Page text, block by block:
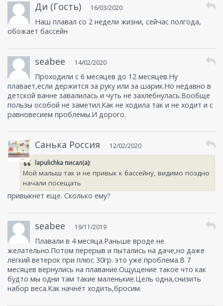
Ди (Гость) 16/03/2020
Наш плавал со 2 недели жизни, сейчас полгода,
обожает бассейн
seabee 14/02/2020
Проходили с 6 месяцев до 12 месяцев.Ну
плавает,если держится за руку или за шарик.Но недавно в
детской ванне завалилась и чуть не захлебнулась.Вообще
пользы особой не заметил.Как не ходила так и не ходит и с
равновесием проблемы.И дорого.
Санька Россия
12/02/2020
lapulichka писал(а):
Мой малыш так и не привык к бассейну, видимо поздно
начали посещать
привыкнет еще. Сколько ему?
seabee 19/11/2019
Плавали в 4 месяца.Раньше вроде не
желательно.Потом перерыв и пытались на даче,но даже
лёгкий ветерок при плюс 30гр. это уже проблема.В 7
месяцев вернулись на плавание.Ощущение такое что как
будто мы одни там такие маленькие.Цель одна,снизить
набор веса.Как начнёт ходить,бросим.